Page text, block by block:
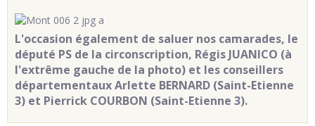
L'occasion également de saluer nos camarades, le
député PS de la circonscription, Régis JUANICO (à
l'extrême gauche de la photo) et les conseillers
départementaux Arlette BERNARD (Saint-Etienne
3) et Pierrick COURBON (Saint-Etienne 3).